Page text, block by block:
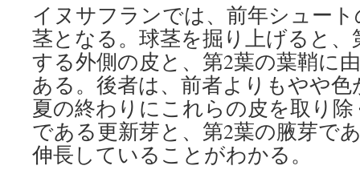
イヌサフランでは、前年シュー
茎となる。球茎を掘り上げると、
する外側の皮と、第2葉の葉鞘に
ある。後者は、前者よりもやや
夏の終わりにこれらの皮を取り
である更新芽と、第2葉の腋芽で
伸長していることがわかる。